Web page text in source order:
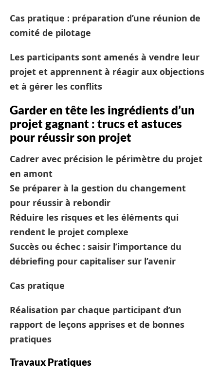
Cas pratique : préparation d’une réunion de
comité de pilotage
Les participants sont amenés à vendre leur
projet et apprennent à réagir aux objections
et à gérer les conflits
Garder en tête les ingrédients d’un
projet gagnant : trucs et astuces
pour réussir son projet
Cadrer avec précision le périmètre du projet
en amont
Se préparer à la gestion du changement
pour réussir à rebondir
Réduire les risques et les éléments qui
rendent le projet complexe
Succès ou échec : saisir l’importance du
débriefing pour capitaliser sur l’avenir
Cas pratique
Réalisation par chaque participant d’un
rapport de leçons apprises et de bonnes
pratiques
Travaux Pratiques